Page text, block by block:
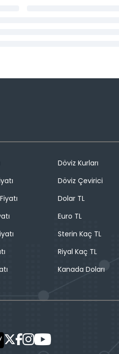
Döviz Kurları
Döviz Çevirici
Dolar TL
Euro TL
Sterin Kaç TL
Riyal Kaç TL
Kanada Doları